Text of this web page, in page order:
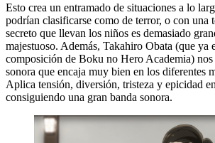
Esto crea un entramado de situaciones a lo
podrían clasificarse como de terror, o con una
secreto que llevan los niños es demasiado
majestuoso. Además, Takahiro Obata (que ya
composición de Boku no Hero Academia) nos
sonora que encaja muy bien en los diferentes
Aplica tensión, diversión, tristeza y epicidad
consiguiendo una gran banda sonora.